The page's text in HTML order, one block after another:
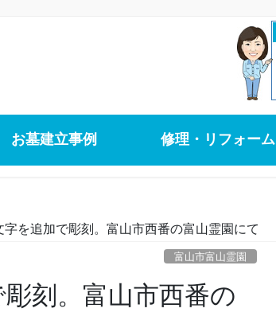
お墓建立事例 修理・リフォーム
字を追加で彫刻。富山市西番の富山霊園にて
富山市富山霊園
刻。富山市西番の